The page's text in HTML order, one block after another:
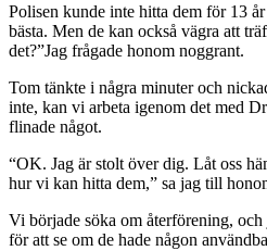
Polisen kunde inte hitta dem för 13
bästa. Men de kan också vägra att
det?”Jag frågade honom noggrant.
Tom tänkte i några minuter och
inte, kan vi arbeta igenom det med
flinade något.
“OK. Jag är stolt över dig. Låt oss
hur vi kan hitta dem,” sa jag till
Vi började söka om återförening,
för att se om de hade någon